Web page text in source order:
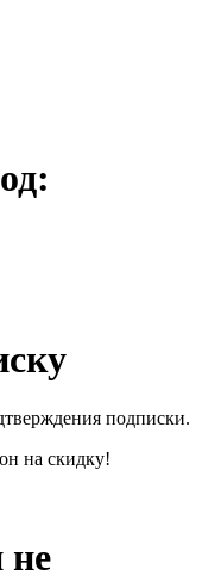
подписки.
на скидку!
не